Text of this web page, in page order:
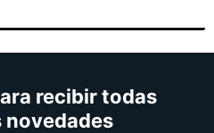
recibir todas
novedades